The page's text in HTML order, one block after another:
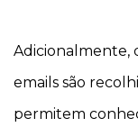
Adicionalmente,
emails são
permitem